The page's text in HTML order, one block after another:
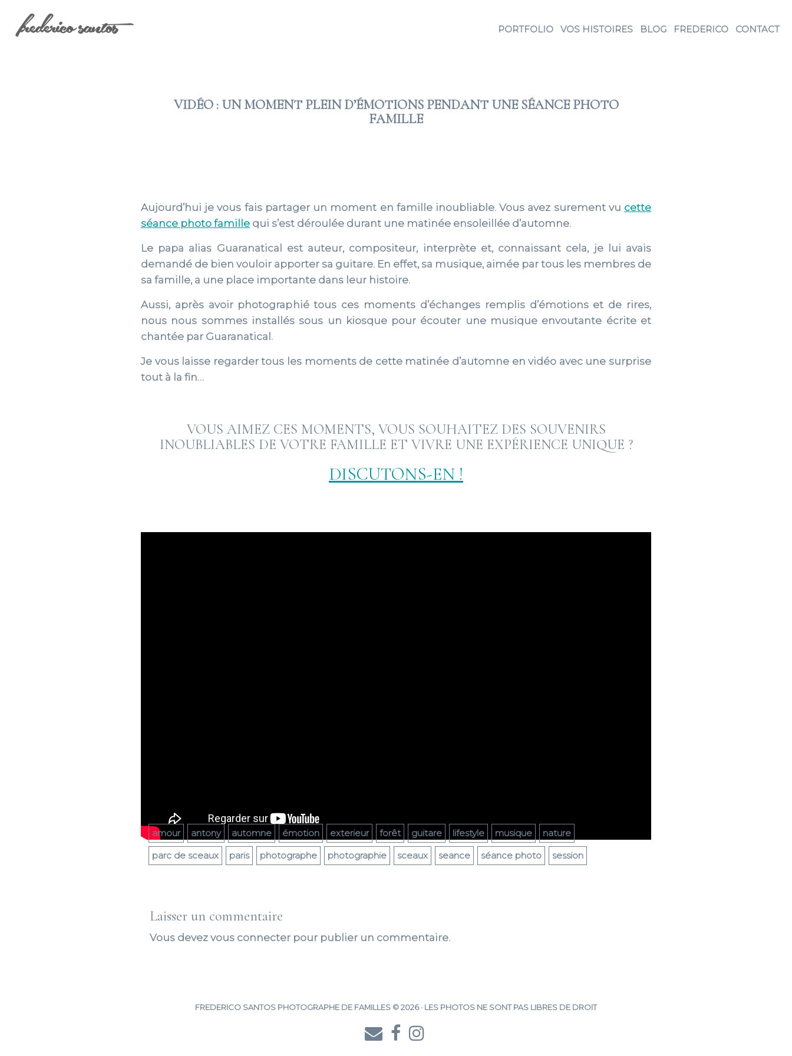
PORTFOLIO VOS HISTOIRES BLOG FREDERICO CONTACT
VIDÉO : UN MOMENT PLEIN D’ÉMOTIONS PENDANT UNE SÉANCE PHOTO
FAMILLE
Aujourd’hui je vous fais partager un moment en famille inoubliable. Vous avez surement vu cette
séance photo famille qui s’est déroulée durant une matinée ensoleillée d’automne.
Le papa alias Guaranatical est auteur, compositeur, interprète et, connaissant cela, je lui avais
demandé de bien vouloir apporter sa guitare. En effet, sa musique, aimée par tous les membres de
sa famille, a une place importante dans leur histoire.
Aussi, après avoir photographié tous ces moments d’échanges remplis d’émotions et de rires,
nous nous sommes installés sous un kiosque pour écouter une musique envoutante écrite et
chantée par Guaranatical.
Je vous laisse regarder tous les moments de cette matinée d’automne en vidéo avec une surprise
tout à la fin…
VOUS AIMEZ CES MOMENTS, VOUS SOUHAITEZ DES SOUVENIRS
INOUBLIABLES DE VOTRE FAMILLE ET VIVRE UNE EXPÉRIENCE UNIQUE ?
DISCUTONS-EN !
amour antony automne émotion exterieur forêt guitare lifestyle musique
nature
parc de sceaux
paris photographe photographie sceaux seance séance photo session
Laisser un commentaire
Vous devez vous connecter pour publier un commentaire.
FREDERICO SANTOS PHOTOGRAPHE DE FAMILLES © 2026 · LES PHOTOS NE SONT PAS LIBRES DE DROIT